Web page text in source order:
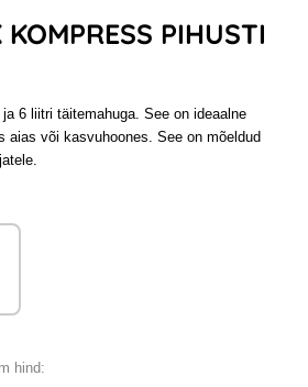
PIHUSTI
6 liitri täitemahuga. See on ideaalne
aias või kasvuhoones. See on mõeldud
hind: